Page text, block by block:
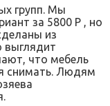
групп. Мы
за 5800 Р , но
из
выглядит
что мебель
снимать. Людям